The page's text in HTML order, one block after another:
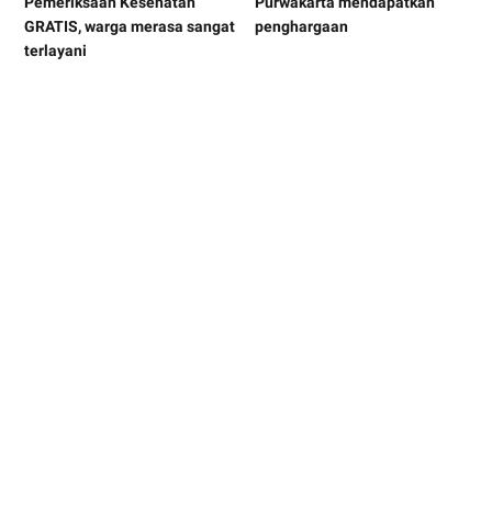
GRATIS, warga merasa sangat
terlayani
penghargaan